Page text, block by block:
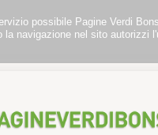
possibile Pagine Verdi
la navigazione nel sito autorizzi